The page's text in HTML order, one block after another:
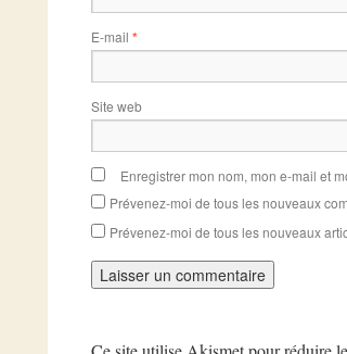
E-mail *
Site web
Enregistrer mon nom, mon e-mail et
Prévenez-moi de tous les nouveaux
Prévenez-moi de tous les nouveaux